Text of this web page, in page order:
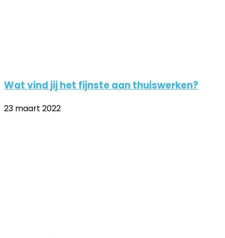
Wat vind jij het fijnste aan thuiswerken?
23 maart 2022